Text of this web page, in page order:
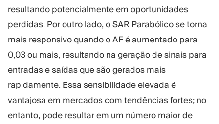
resultando potencialmente em oportunidades
perdidas. Por outro lado, o SAR Parabólico se torna
mais responsivo quando o AF é aumentado para
0,03 ou mais, resultando na geração de sinais para
entradas e saídas que são gerados mais
rapidamente. Essa sensibilidade elevada é
vantajosa em mercados com tendências fortes; no
entanto, pode resultar em um número maior de